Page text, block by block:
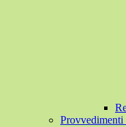
Provvedimenti